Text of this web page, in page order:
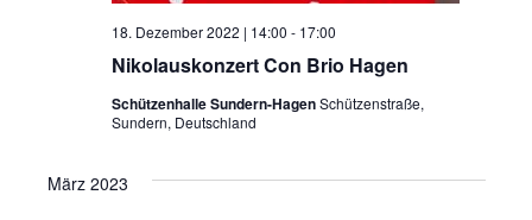
t
i
o
Nikolauskonzert Con Brio Hagen
18. Dezember 2022 | 14:00 - 17:00
Schützenhalle Sundern-HagenSchützenstraße,
Sundern, Deutschland
März 2023